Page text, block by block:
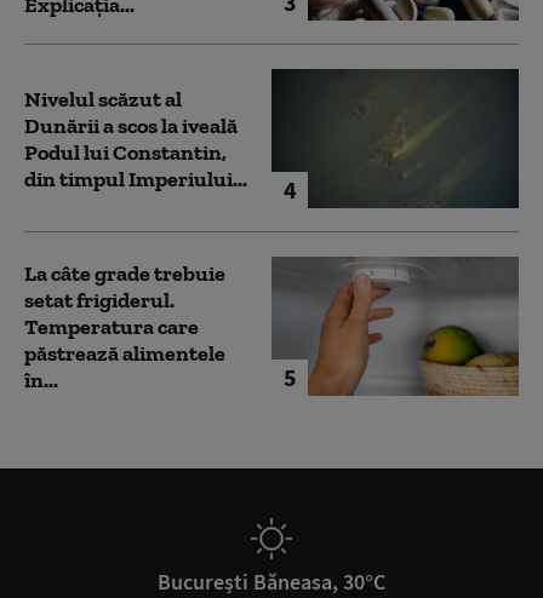
4
Nivelul scăzut al
Dunării a scos la iveală
Podul lui Constantin,
din timpul Imperiului...
5
La câte grade trebuie
setat frigiderul.
Temperatura care
păstrează alimentele
în...
București Băneasa, 30°C